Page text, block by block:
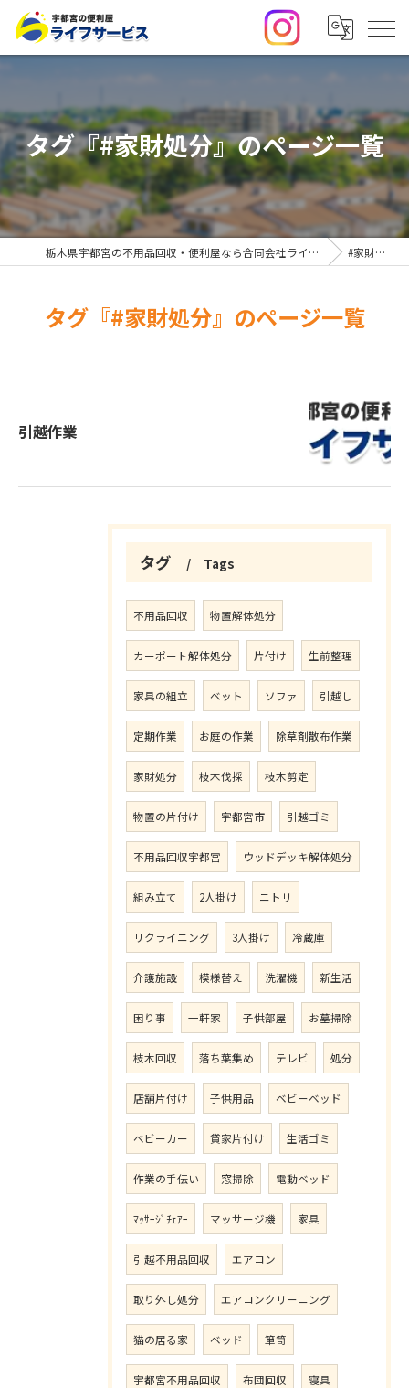
タグ『#家財処分』のページ一覧
栃木県宇都宮の不用品回収・便利屋なら合同会社ライフサービス #家財処分
タグ『#家財処分』のページ一覧
引越作業
タグ Tags
不用品回収 物置解体処分
カーポート解体処分 片付け 生前整理
家具の組立 ベット ソファ 引越し
定期作業 お庭の作業 除草剤散布作業
家財処分 枝木伐採 枝木剪定
物置の片付け 宇都宮市 引越ゴミ
不用品回収宇都宮 ウッドデッキ解体処分
組み立て 2人掛け ニトリ
リクライニング 3人掛け 冷蔵庫
介護施設 模様替え 洗濯機 新生活
困り事 一軒家 子供部屋 お墓掃除
枝木回収 落ち葉集め テレビ 処分
店舗片付け 子供用品 ベビーベッド
ベビーカー 貸家片付け 生活ゴミ
作業の手伝い 窓掃除 電動ベッド
ﾏｯｻｰｼﾞﾁｪｱｰ マッサージ機 家具
引越不用品回収 エアコン
取り外し処分 エアコンクリーニング
猫の居る家 ベッド 箪笥
宇都宮不用品回収 布団回収 寝具